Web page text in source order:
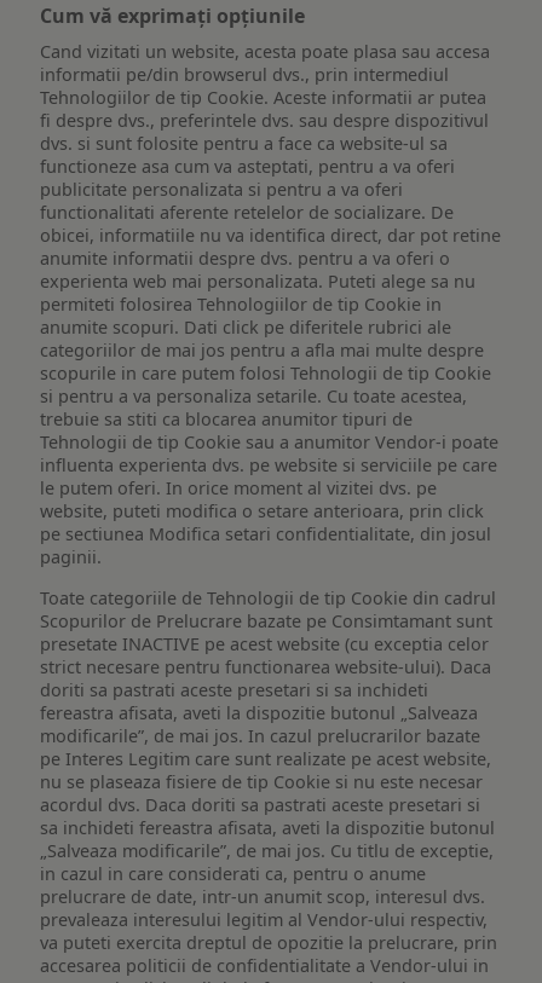
Cum vă exprimați opțiunile
Cand vizitati un website, acesta poate plasa sau accesa
informatii pe/din browserul dvs., prin intermediul
Tehnologiilor de tip Cookie. Aceste informatii ar putea
fi despre dvs., preferintele dvs. sau despre dispozitivul
dvs. si sunt folosite pentru a face ca website-ul sa
functioneze asa cum va asteptati, pentru a va oferi
publicitate personalizata si pentru a va oferi
functionalitati aferente retelelor de socializare. De
obicei, informatiile nu va identifica direct, dar pot retine
anumite informatii despre dvs. pentru a va oferi o
experienta web mai personalizata. Puteti alege sa nu
permiteti folosirea Tehnologiilor de tip Cookie in
anumite scopuri. Dati click pe diferitele rubrici ale
categoriilor de mai jos pentru a afla mai multe despre
scopurile in care putem folosi Tehnologii de tip Cookie
si pentru a va personaliza setarile. Cu toate acestea,
trebuie sa stiti ca blocarea anumitor tipuri de
Tehnologii de tip Cookie sau a anumitor Vendor-i poate
influenta experienta dvs. pe website si serviciile pe care
le putem oferi. In orice moment al vizitei dvs. pe
website, puteti modifica o setare anterioara, prin click
pe sectiunea Modifica setari confidentialitate, din josul
paginii.
Toate categoriile de Tehnologii de tip Cookie din cadrul
Scopurilor de Prelucrare bazate pe Consimtamant sunt
presetate INACTIVE pe acest website (cu exceptia celor
strict necesare pentru functionarea website-ului). Daca
doriti sa pastrati aceste presetari si sa inchideti
fereastra afisata, aveti la dispozitie butonul „Salveaza
modificarile”, de mai jos. In cazul prelucrarilor bazate
pe Interes Legitim care sunt realizate pe acest website,
nu se plaseaza fisiere de tip Cookie si nu este necesar
acordul dvs. Daca doriti sa pastrati aceste presetari si
sa inchideti fereastra afisata, aveti la dispozitie butonul
„Salveaza modificarile”, de mai jos. Cu titlu de exceptie,
in cazul in care considerati ca, pentru o anume
prelucrare de date, intr-un anumit scop, interesul dvs.
prevaleaza interesului legitim al Vendor-ului respectiv,
va puteti exercita dreptul de opozitie la prelucrare, prin
accesarea politicii de confidentialitate a Vendor-ului in